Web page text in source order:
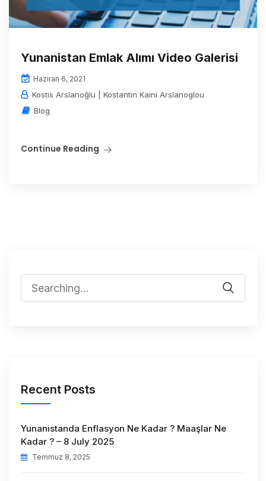
Yunanistan Emlak Alımı Video Galerisi
Haziran 6, 2021
Kostis Arslanoğlu | Kostantin Kaini Arslanoglou
Blog
Continue Reading
Recent Posts
Yunanistanda Enflasyon Ne Kadar ? Maaşlar Ne
Kadar ? – 8 July 2025
Temmuz 8, 2025